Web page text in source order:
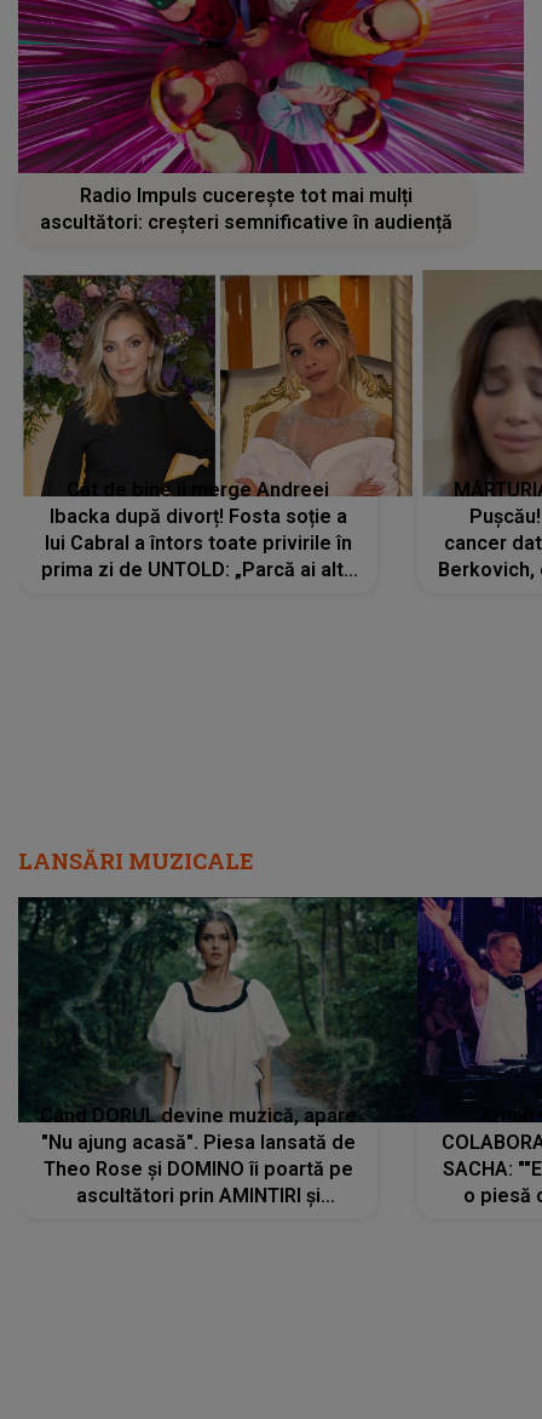
Radio Impuls cucerește tot mai mulți
ascultători: creșteri semnificative în audiență
Cât de bine îi merge Andreei
Ibacka după divorț! Fosta soție a
lui Cabral a întors toate privirile în
prima zi de UNTOLD: „Parcă ai altă
cancer
Berkovich,
LANSĂRI MUZICALE
Când DORUL devine muzică, apare
"Nu ajung acasă". Piesa lansată de
Theo Rose și DOMINO îi poartă pe
ascultători prin AMINTIRI și
SACHA:
o piesă